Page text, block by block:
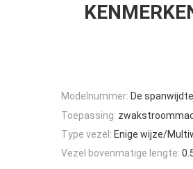
Modelnummer: De
Toepassing:
Type vezel: Enige wijze/
Vezel bovenmatige lengte: